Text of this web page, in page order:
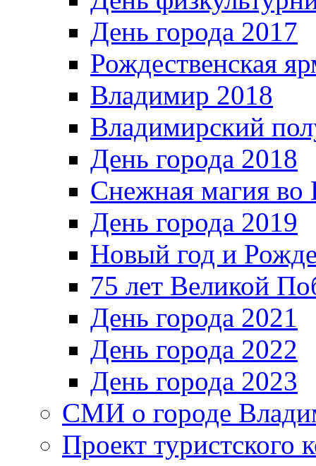
День города 2017
Рождественская
Владимир 2018
Владимирский
День города 2018
Снежная магия во
День города 2019
Новый год и
75 лет Великой
День города 2021
День города 2022
День города 2023
СМИ о городе
Проект туристского